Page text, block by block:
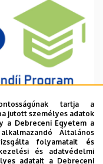
tartja a
jutott személyes adatok
a Debreceni Egyetem a
Általános
folyamatait és
és adatvédelmi
adatait a Debreceni